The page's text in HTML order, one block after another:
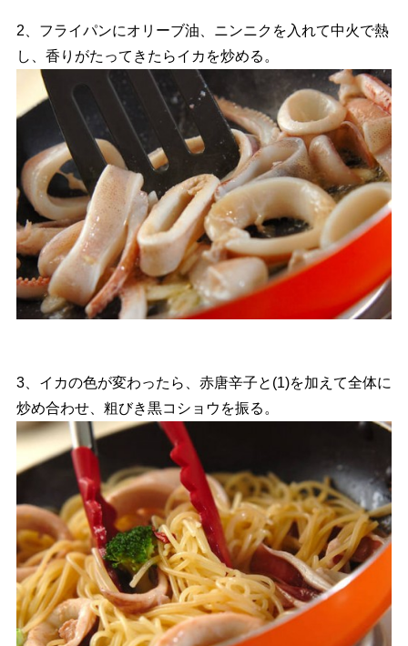
2、フライパンにオリーブ油、ニンニクを入れて中火で熱
し、香りがたってきたらイカを炒める。
3、イカの色が変わったら、赤唐辛子と(1)を加えて全体に
炒め合わせ、粗びき黒コショウを振る。